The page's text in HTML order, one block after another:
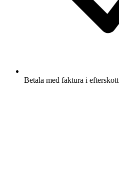
Betala med faktura i efterskott